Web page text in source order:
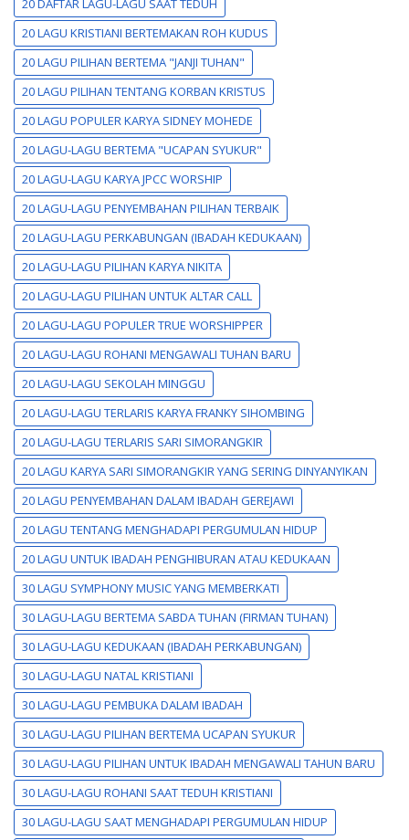
20 DAFTAR LAGU-LAGU SAAT TEDUH
20 LAGU KRISTIANI BERTEMAKAN ROH KUDUS
20 LAGU PILIHAN BERTEMA "JANJI TUHAN"
20 LAGU PILIHAN TENTANG KORBAN KRISTUS
20 LAGU POPULER KARYA SIDNEY MOHEDE
20 LAGU-LAGU BERTEMA "UCAPAN SYUKUR"
20 LAGU-LAGU KARYA JPCC WORSHIP
20 LAGU-LAGU PENYEMBAHAN PILIHAN TERBAIK
20 LAGU-LAGU PERKABUNGAN (IBADAH KEDUKAAN)
20 LAGU-LAGU PILIHAN KARYA NIKITA
20 LAGU-LAGU PILIHAN UNTUK ALTAR CALL
20 LAGU-LAGU POPULER TRUE WORSHIPPER
20 LAGU-LAGU ROHANI MENGAWALI TUHAN BARU
20 LAGU-LAGU SEKOLAH MINGGU
20 LAGU-LAGU TERLARIS KARYA FRANKY SIHOMBING
20 LAGU-LAGU TERLARIS SARI SIMORANGKIR
20 LAGU KARYA SARI SIMORANGKIR YANG SERING DINYANYIKAN
20 LAGU PENYEMBAHAN DALAM IBADAH GEREJAWI
20 LAGU TENTANG MENGHADAPI PERGUMULAN HIDUP
20 LAGU UNTUK IBADAH PENGHIBURAN ATAU KEDUKAAN
30 LAGU SYMPHONY MUSIC YANG MEMBERKATI
30 LAGU-LAGU BERTEMA SABDA TUHAN (FIRMAN TUHAN)
30 LAGU-LAGU KEDUKAAN (IBADAH PERKABUNGAN)
30 LAGU-LAGU NATAL KRISTIANI
30 LAGU-LAGU PEMBUKA DALAM IBADAH
30 LAGU-LAGU PILIHAN BERTEMA UCAPAN SYUKUR
30 LAGU-LAGU PILIHAN UNTUK IBADAH MENGAWALI TAHUN BARU
30 LAGU-LAGU ROHANI SAAT TEDUH KRISTIANI
30 LAGU-LAGU SAAT MENGHADAPI PERGUMULAN HIDUP